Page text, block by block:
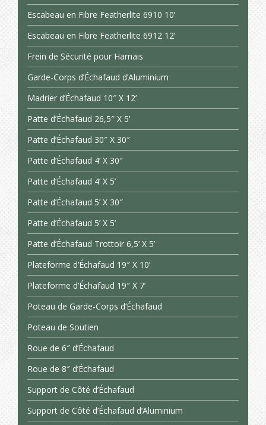
Escabeau en Fibre Featherlite 6910 10’
Escabeau en Fibre Featherlite 6912 12’
Frein de Sécurité pour Harnais
Garde-Corps d’Échafaud d’Aluminium
Madrier d’Échafaud 10″ X 12’
Patte d’Échafaud 26,5″ X 5’
Patte d’Échafaud 30″ X 30″
Patte d’Échafaud 4’ X 30″
Patte d’Échafaud 4’ X 5’
Patte d’Échafaud 5’ X 30″
Patte d’Échafaud 5’ X 5’
Patte d’Échafaud Trottoir 6,5’ X 5’
Plateforme d’Échafaud 19″ X 10’
Plateforme d’Échafaud 19″ X 7’
Poteau de Garde-Corps d’Échafaud
Poteau de Soutien
Roue de 6″ d’Échafaud
Roue de 8″ d’Échafaud
Support de Côté d’Échafaud
Support de Côté d’Échafaud d’Aluminium